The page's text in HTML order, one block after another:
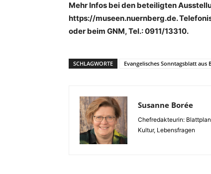
Mehr Infos bei den beteiligten
https://museen.nuernberg.de.
oder beim GNM, Tel.: 0911/13310.
SCHLAGWORTE Evangelisches Sonntagsblatt aus
Susanne Borée
Chefredakteurin:
Kultur, Lebensfragen